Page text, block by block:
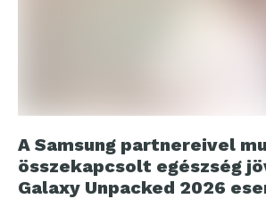
A Samsung partnereivel
összekapcsolt egészség
Galaxy Unpacked 2026